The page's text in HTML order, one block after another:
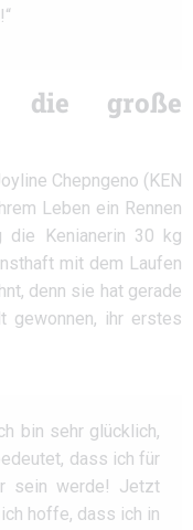
die große
Chepngeno (KEN
Leben ein Rennen
die Kenianerin 30 kg
mit dem Laufen
denn sie hat gerade
gewonnen, ihr erstes
bin sehr glücklich,
dass ich für
sein werde! Jetzt
hoffe, dass ich in